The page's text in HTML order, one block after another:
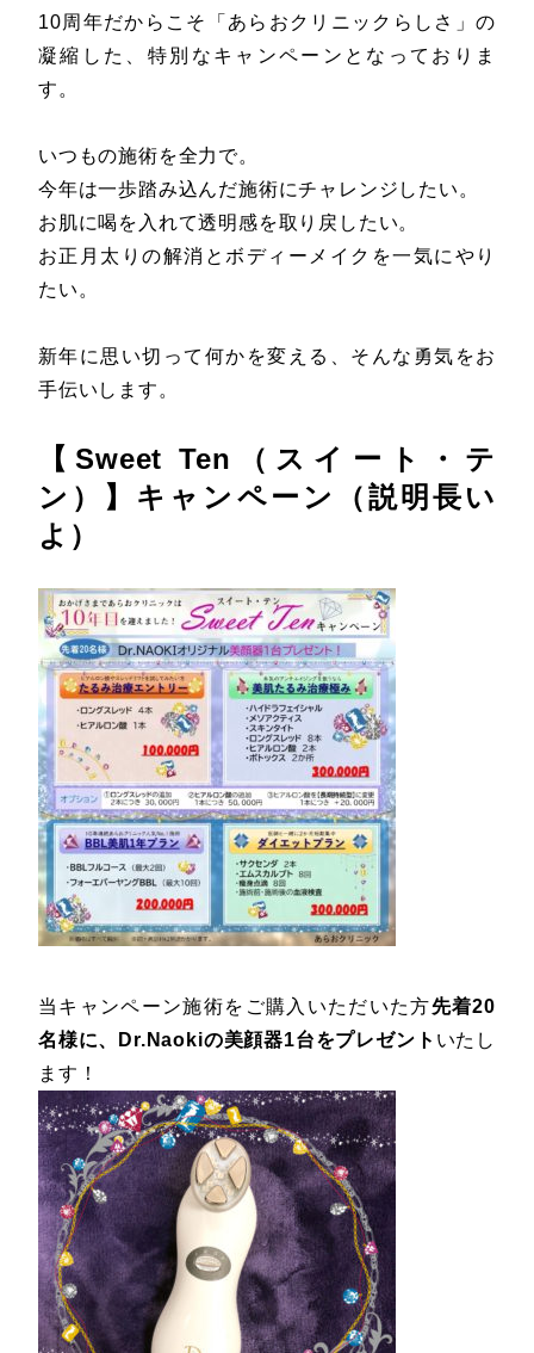
10周年だからこそ「あらおクリニックらしさ」の
凝縮した、特別なキャンペーンとなっておりま
す。
いつもの施術を全力で。
今年は一歩踏み込んだ施術にチャレンジしたい。
お肌に喝を入れて透明感を取り戻したい。
お正月太りの解消とボディーメイクを一気にやり
たい。
新年に思い切って何かを変える、そんな勇気をお
手伝いします。
【Sweet Ten（スイート・テ
ン）】キャンペーン（説明長い
よ）
当キャンペーン施術をご購入いただいた方先着20
名様に、Dr.Naokiの美顔器1台をプレゼント いたし
ます！